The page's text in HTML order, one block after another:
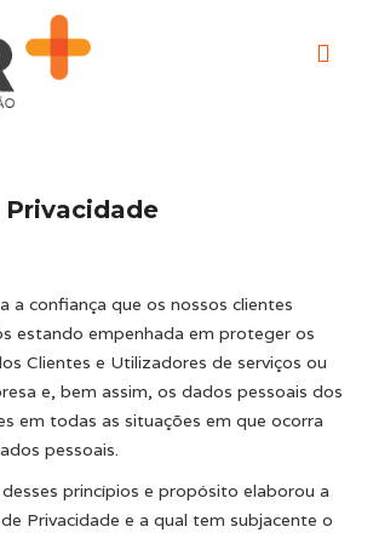
a confiança que os nossos clientes
estando empenhada em proteger os
Clientes e Utilizadores de serviços ou
e, bem assim, os dados pessoais dos
em todas as situações em que ocorra
pessoais.
princípios e propósito elaborou a
Privacidade e a qual tem subjacente o